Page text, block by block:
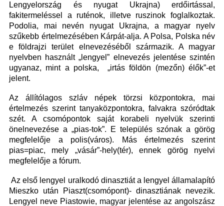
Lengyelország és nyugat Ukrajna) erdőirtással,
fakitermeléssel a ruténok, illetve ruszinok foglalkoztak.
Podolia, mai nevén nyugat Ukrajna, a magyar nyelv
szűkebb értelmezésében Kárpát-alja. A Polsa, Polska név
e földrajzi terület elnevezéséből származik. A magyar
nyelvben használt „lengyel” elnevezés jelentése szintén
ugyanaz, mint a polska, „irtás földön (mezőn) élők”-et
jelent.
Az állítólagos szláv népek törzsi központokra, mai
értelmezés szerint tanyaközpontokra, falvakra szóródtak
szét. A csomópontok saját korabeli nyelvük szerinti
önelnevezése a „pias-tok”. E település szónak a görög
megfelelője a polis(város). Más értelmezés szerint
pias=piac, mely „vásár”-hely(tér), ennek görög nyelvi
megfelelője a fórum.
Az első lengyel uralkodó dinasztiát a lengyel államalapító
Mieszko után Piaszt(csomópont)- dinasztiának nevezik.
Lengyel neve Piastowie, magyar jelentése az angolszász